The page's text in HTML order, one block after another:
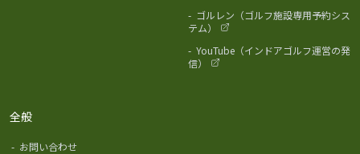
- ゴルレン（ゴルフ施設専用予約シス
テム）
- YouTube（インドアゴルフ運営の発
信）
全般
- お問い合わせ